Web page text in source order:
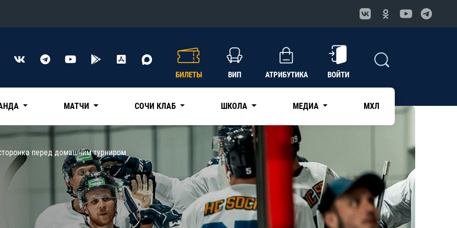
Конференция «Восток»
Нефтехимик
Трактор
Дивизион Чернышева
Адмирал
КХЛ
БИЛЕТЫ ВИП АТРИБУТИКА ВОЙТИ
МАТЧИ СОЧИ КЛАБ ШКОЛА МЕДИА МХЛ
перед домашним турниром